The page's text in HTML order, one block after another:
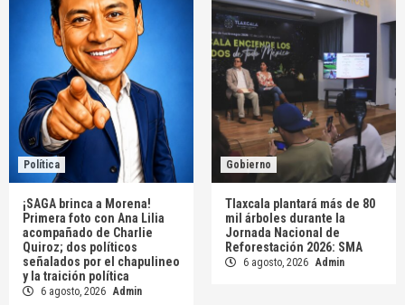
Política
¡SAGA brinca a Morena!
Primera foto con Ana Lilia
acompañado de Charlie
Quiroz; dos políticos
señalados por el chapulineo
y la traición política
6 agosto, 2026 Admin
Gobierno
Tlaxcala plantará más de 80
mil árboles durante la
Jornada Nacional de
Reforestación 2026: SMA
6 agosto, 2026 Admin